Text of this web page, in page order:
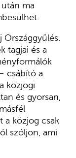
ma
Országgyűlés.
tagjai és a
csábító a
közjogi
és gyorsan,
a közjog csak
szóljon, ami